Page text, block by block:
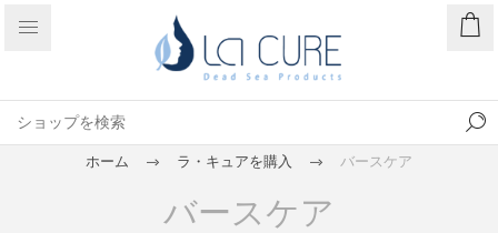
ホーム ラ・キュアを購入 バースケア
バースケア